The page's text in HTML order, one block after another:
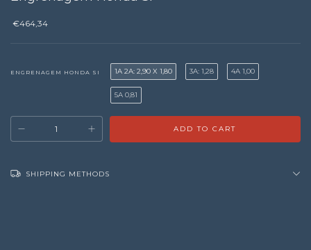
€464,34
ENGRENAGEM HONDA SI 1A 2A: 2,90 X 1,80 3A: 1,28 4A 1,00
5A 0,81
SHIPPING METHODS